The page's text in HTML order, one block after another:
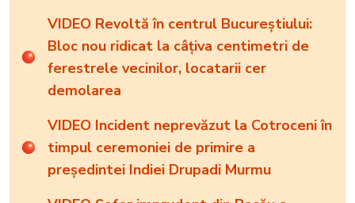
VIDEO Revoltă în centrul Bucureștiului:
Bloc nou ridicat la câțiva centimetri de
ferestrele vecinilor, locatarii cer
demolarea
VIDEO Incident neprevăzut la Cotroceni în
timpul ceremoniei de primire a
președintei Indiei Drupadi Murmu